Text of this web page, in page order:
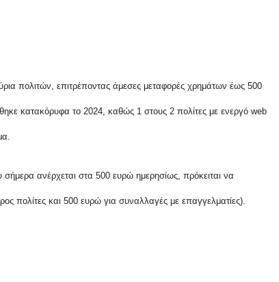
πολιτών, επιτρέποντας άμεσες μεταφορές χρημάτων έως 500
κατακόρυφα το 2024, καθώς 1 στους 2 πολίτες με ενεργό web
ανέρχεται στα 500 ευρώ ημερησίως, πρόκειται να
πολίτες και 500 ευρώ για συναλλαγές με επαγγελματίες).